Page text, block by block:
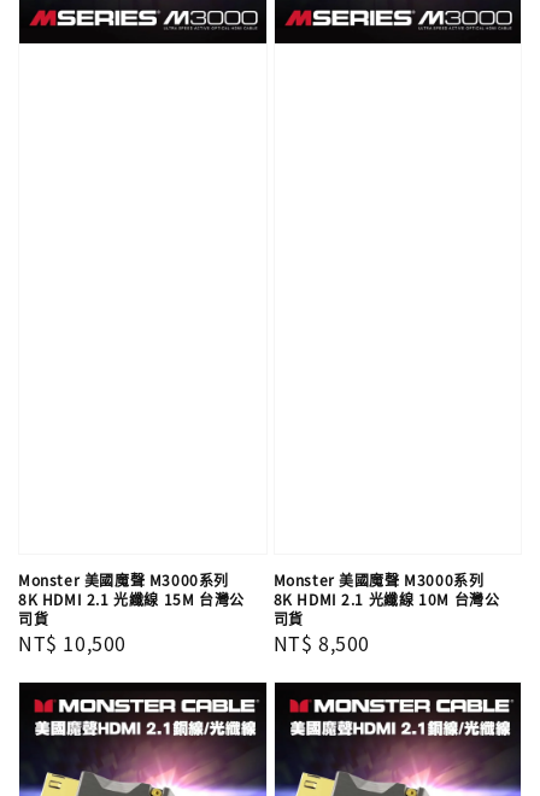
Monster 美國魔聲 M3000系列
8K HDMI 2.1 光纖線 15M 台灣公
司貨
Regular
NT$ 10,500
Monster 美國魔聲 M3000系列
8K HDMI 2.1 光纖線 10M 台灣公
司貨
Regular
NT$ 8,500